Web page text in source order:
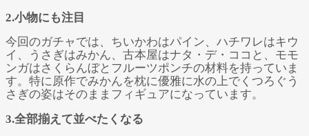
2.小物にも注目
今回のガチャでは、ちいかわはパイン、ハチワレはキウ
イ、うさぎはみかん、古本屋はナタ・デ・ココと、モモ
ンガはさくらんぼとフルーツポンチの材料を持っていま
す。特に原作でみかんを枕に優雅に水の上でくつろぐう
さぎの姿はそのままフィギュアになっています。
3.全部揃えて並べたくなる